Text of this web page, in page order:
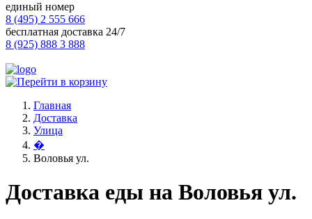
единый номер
8 (495) 2 555 666
бесплатная доставка 24/7
8 (925) 888 3 888
Главная
Доставка
Улица
�
Воловья ул.
Доставка еды на Воловья ул.